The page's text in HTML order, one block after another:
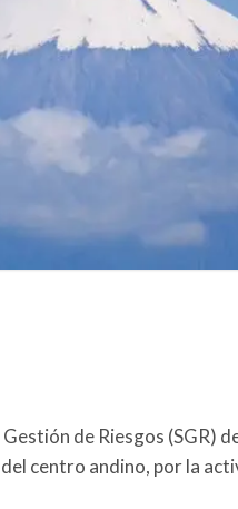
de Riesgos (SGR)
del centro andino, por la